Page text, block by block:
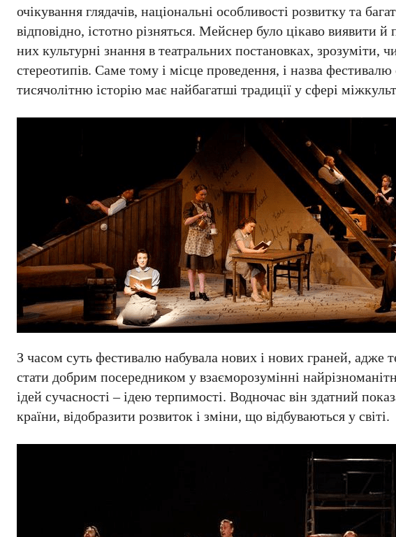
очікування глядачів, національні особливості розвитку та
відповідно, істотно різняться. Мейснер було цікаво виявити
них культурні знання в театральних постановках, зрозуміти,
стереотипів. Саме тому і місце проведення, і назва
тисячолітню історію має найбагатші традиції у сфері
З часом суть фестивалю набувала нових і нових граней, адже
стати добрим посередником у взаєморозумінні
ідей сучасності – ідею терпимості. Водночас він здатний
країни, відобразити розвиток і зміни, що відбуваються у світі.